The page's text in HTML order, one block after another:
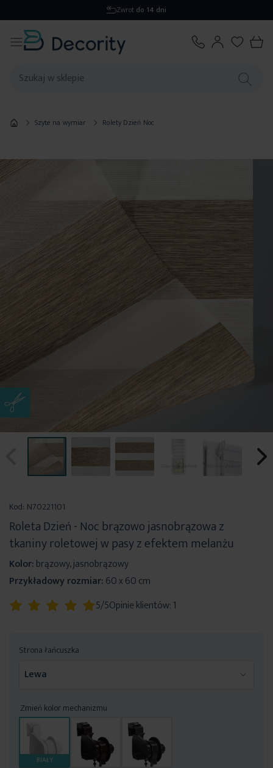
Wysyłka 1-2 dni
Szyte na wymiar Rolety Dzień Noc
Przejdź
na
koniec
galerii
początek
galerii
Kod: N70221101
Roleta Dzień - Noc brązowo jasnobrązowa z
tkaniny roletowej w pasy z efektem melanżu
Kolor:brązowy, jasnobrązowy
Przykładowy rozmiar:60 x 60 cm
Ocena:
5/5Opinie klientów:1
Strona łańcuszka
Zmień kolor mechanizmu
BIAŁY